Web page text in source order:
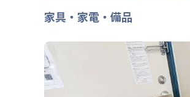
家具・家電・備品